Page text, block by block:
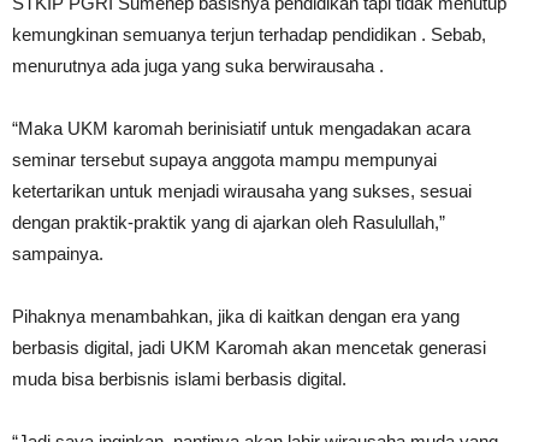
kemungkinan semuanya terjun terhadap pendidikan . Sebab,
menurutnya ada juga yang suka berwirausaha .
“Maka UKM karomah berinisiatif untuk mengadakan acara
seminar tersebut supaya anggota mampu mempunyai
ketertarikan untuk menjadi wirausaha yang sukses, sesuai
dengan praktik-praktik yang di ajarkan oleh Rasulullah,”
sampainya.
Pihaknya menambahkan, jika di kaitkan dengan era yang
berbasis digital, jadi UKM Karomah akan mencetak generasi
muda bisa berbisnis islami berbasis digital.